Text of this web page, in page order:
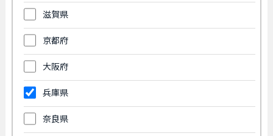
滋賀県
京都府
大阪府
兵庫県
奈良県